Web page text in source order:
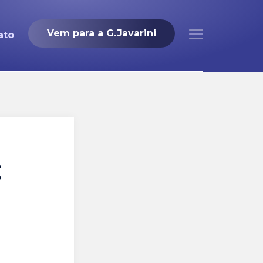
Vem para a G.Javarini